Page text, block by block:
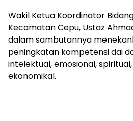
Wakil Ketua Koordinator
Kecamatan Cepu, Ustaz
dalam sambutannya
peningkatan kompetensi dai
intelektual, emosional,
ekonomikal.